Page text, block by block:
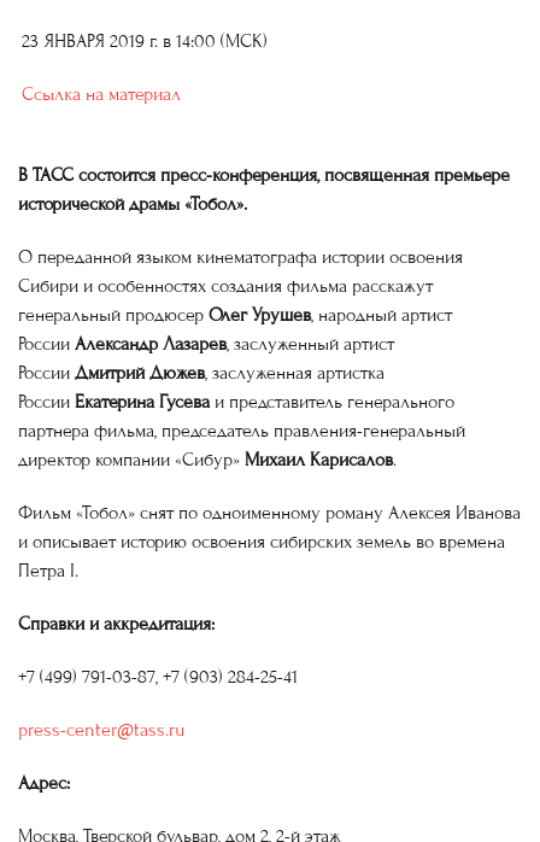
23 ЯНВАРЯ 2019 г. в 14:00 (МСК)
Ссылка на материал
В ТАСС состоится пресс-конференция, посвященная премьере
исторической драмы «Тобол».
О переданной языком кинематографа истории освоения
Сибири и особенностях создания фильма расскажут
генеральный продюсер Олег Урушев, народный артист
России Александр Лазарев, заслуженный артист
России Дмитрий Дюжев, заслуженная артистка
России Екатерина Гусеваи представитель генерального
партнера фильма, председатель правления-генеральный
директор компании «Сибур» Михаил Карисалов.
Фильм «Тобол» снят по одноименному роману Алексея Иванова
и описывает историю освоения сибирских земель во времена
Петра I.
Справки и аккредитация:
+7 (499) 791-03-87, +7 (903) 284-25-41
press-center@tass.ru
Адрес:
Москва, Тверской бульвар, дом 2, 2-й этаж